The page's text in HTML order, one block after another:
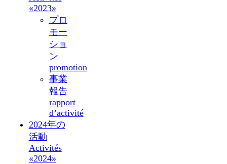
«2023»
プロ
モー
ショ
ン
promotion
事業
報告
rapport
d’activité
2024年の
活動
Activités
«2024»